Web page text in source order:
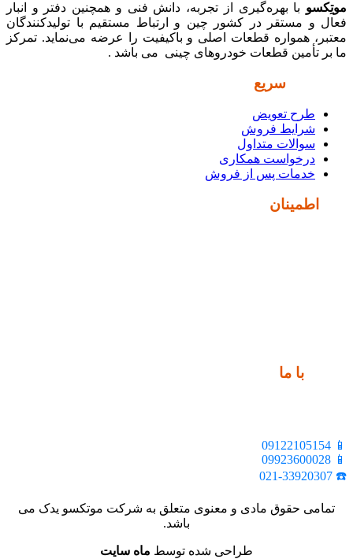
موتِکسو با بهره‌گیری از تجربه، دانش فنی و همچنین دفتر و انبار
فعال و مستقر در کشور چین و ارتباط مستقیم با تولیدکنندگان
معتبر، همواره قطعات اصلی و باکیفیت را عرضه می‌نماید. تمرکز
ما بر تأمین قطعات خودروهای چینی می باشد .
سریع
طرح تعویض
شرایط فروش
سوالات متداول
درخواست همکاری
خدمات پس از فروش
اطمینان
با ما
📱 09122105154
📱 09923600028
☎️ 021-33920307
تمامی حقوق مادی و معنوی متعلق به شرکت موتکسو یدک می
باشد.
طراحی شده توسط ماه سایت